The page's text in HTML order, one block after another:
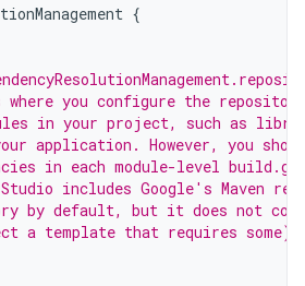
{
where you configure the
in your project, such as
application. However, you
in each module-level
includes Google's Maven
by default, but it does not
a template that requires some).